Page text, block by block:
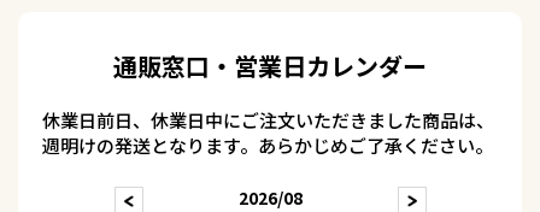
通販窓口・営業日カレンダー
休業日前日、休業日中にご注文いただきました商品は、
週明けの発送となります。あらかじめご了承ください。
2026/08